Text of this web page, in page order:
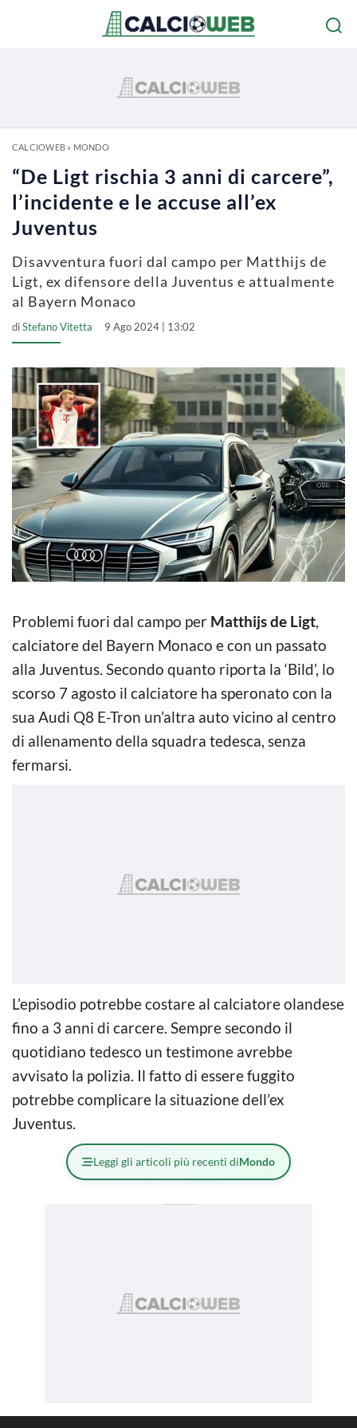
CALCIOWEB» MONDO
“De Ligt rischia 3 anni di carcere”,
l’incidente e le accuse all’ex
Juventus
Disavventura fuori dal campo per Matthijs de
Ligt, ex difensore della Juventus e attualmente
al Bayern Monaco
diStefano Vitetta 9 Ago 2024 | 13:02
Problemi fuori dal campo per Matthijs de Ligt,
calciatore del Bayern Monaco e con un passato
alla Juventus. Secondo quanto riporta la ‘Bild’, lo
scorso 7 agosto il calciatore ha speronato con la
sua Audi Q8 E-Tron un’altra auto vicino al centro
di allenamento della squadra tedesca, senza
fermarsi.
L’episodio potrebbe costare al calciatore olandese
fino a 3 anni di carcere. Sempre secondo il
quotidiano tedesco un testimone avrebbe
avvisato la polizia. Il fatto di essere fuggito
potrebbe complicare la situazione dell’ex
Juventus.
Leggi gli articoli più recenti diMondo